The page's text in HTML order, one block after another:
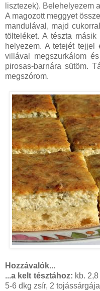
lisztezek). Belehelyezem
A magozott meggyet
mandulával, majd
tölteléket. A tészta
helyezem. A tetejét tejjel
villával megszurkálom
pirosas-barnára sütöm.
megszórom.
Hozzávalók...
...a kelt tésztához: kb.
5-6 dkg zsír, 2